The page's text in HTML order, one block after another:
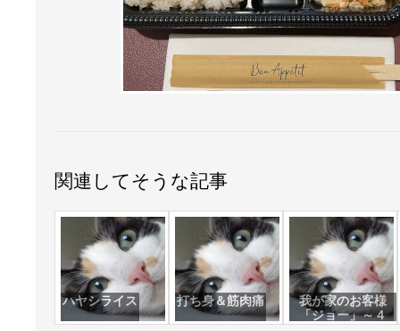
関連してそうな記事
ハヤシライス 打ち身＆筋肉痛
我が家のお客様
「ジョー」～４